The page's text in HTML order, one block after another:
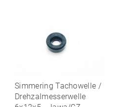
Simmering Tachowelle /
Drehzalmesserwelle